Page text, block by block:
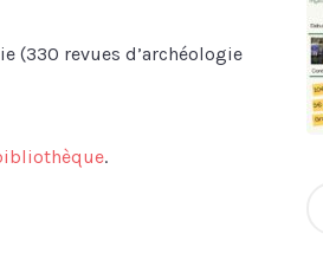
(330 revues d’archéologie
.